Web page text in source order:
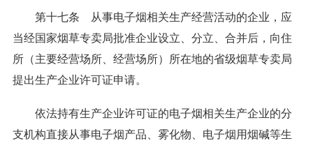
第十七条 从事电子烟相关生产经营活动的企业，应
当经国家烟草专卖局批准企业设立、分立、合并后，向住
所（主要经营场所、经营场所）所在地的省级烟草专卖局
提出生产企业许可证申请。
依法持有生产企业许可证的电子烟相关生产企业的分
支机构直接从事电子烟产品、雾化物、电子烟用烟碱等生